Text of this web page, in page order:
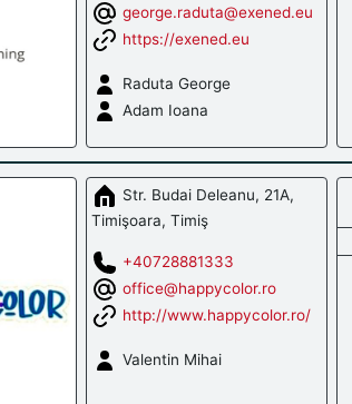
george.raduta@exened.eu
https://exened.eu
Raduta George
Adam Ioana
Str. Budai Deleanu, 21A,
Timişoara, Timiş
+40728881333
office@happycolor.ro
http://www.happycolor.ro/
Valentin Mihai